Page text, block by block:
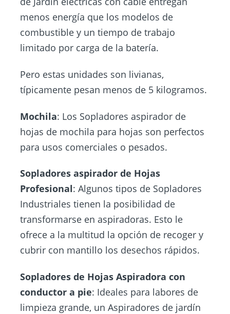
menos energía que los modelos de
combustible y un tiempo de trabajo
limitado por carga de la batería.
Pero estas unidades son livianas,
típicamente pesan menos de 5 kilogramos.
Mochila: Los Sopladores aspirador de
hojas de mochila para hojas son perfectos
para usos comerciales o pesados.
Sopladores aspirador de Hojas
Profesional: Algunos tipos de Sopladores
Industriales tienen la posibilidad de
transformarse en aspiradoras. Esto le
ofrece a la multitud la opción de recoger y
cubrir con mantillo los desechos rápidos.
Sopladores de Hojas Aspiradora con
conductor a pie: Ideales para labores de
limpieza grande, un Aspiradores de jardín